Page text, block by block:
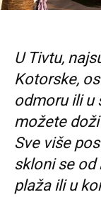
U Tivtu,
Kotorske,
odmoru ili u
možete
Sve više
skloni se od
plaža ili u